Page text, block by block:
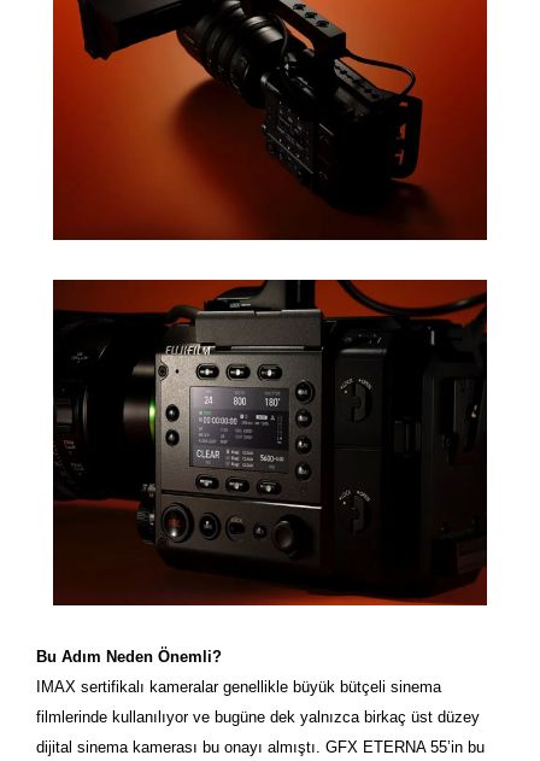
Bu Adım Neden Önemli?
IMAX sertifikalı kameralar genellikle büyük bütçeli sinema
filmlerinde kullanılıyor ve bugüne dek yalnızca birkaç üst düzey
dijital sinema kamerası bu onayı almıştı. GFX ETERNA 55’in bu